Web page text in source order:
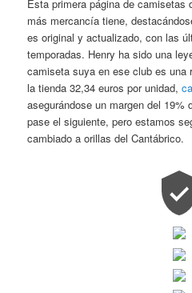
Esta primera página de camisetas
más mercancía tiene,
es original y actualizado, con las
temporadas. Henry ha sido una
camiseta suya en ese club es una
la tienda 32,34 euros por unidad,
asegurándose un margen del 19%
pase el siguiente, pero estamos
cambiado a orillas del Cantábrico.